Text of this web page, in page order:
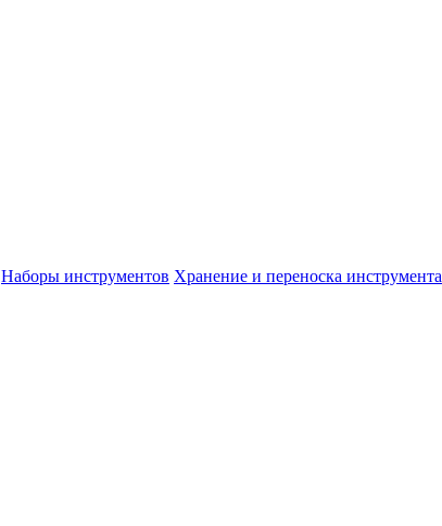
Наборы инструментов Хранение и переноска инструмента